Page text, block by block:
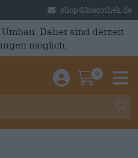
shop@bierothek.de
Daher sind derzeit
möglich.
Einloggen /
0